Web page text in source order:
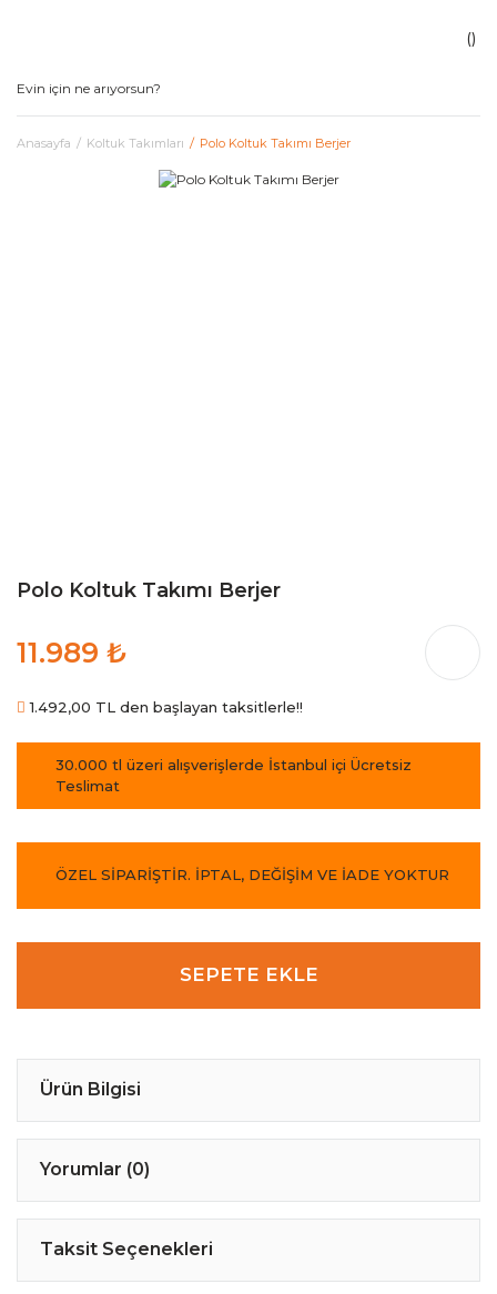
Anasayfa Koltuk Takımları Polo Koltuk Takımı Berjer
Polo Koltuk Takımı Berjer
11.989 ₺
1.492,00 TL den başlayan taksitlerle!!
30.000 tl üzeri alışverişlerde İstanbul içi Ücretsiz
Teslimat
ÖZEL SİPARİŞTİR. İPTAL, DEĞİŞİM VE İADE YOKTUR
SEPETE EKLE
Ürün Bilgisi
Yorumlar (0)
Taksit Seçenekleri